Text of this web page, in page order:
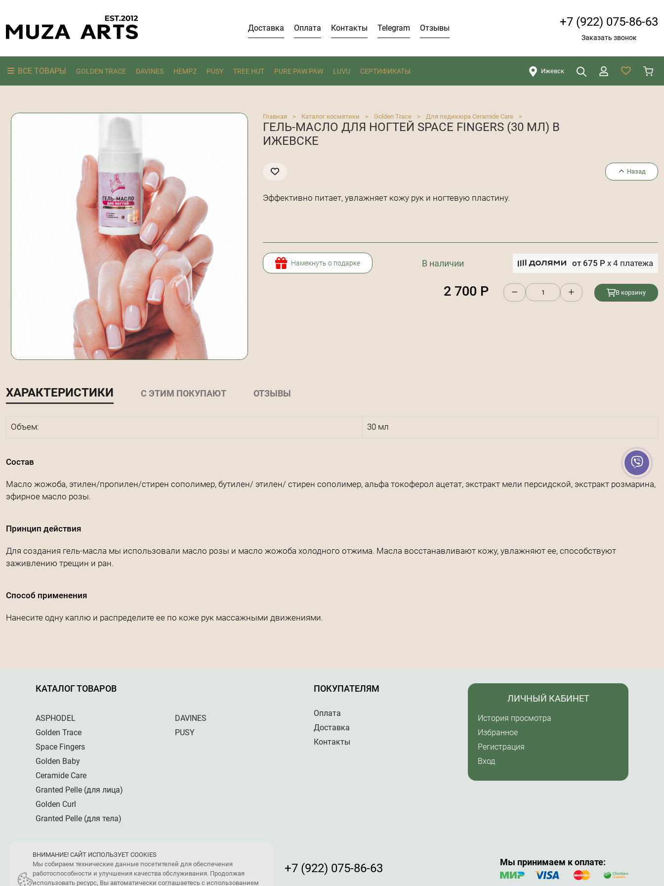
Доставка Оплата Контакты Telegram Отзывы +7 (922) 075-86-63
Заказать звонок
ВСЕ ТОВАРЫ GOLDEN TRACE DAVINES HEMPZ PUSY TREE HUT PURE PAW PAW LUVU СЕРТИФИКАТЫ Ижевск
Главная
> Каталог косметики > Golden Trace > Для педикюра Ceramide Care >
ГЕЛЬ-МАСЛО ДЛЯ НОГТЕЙ SPACE FINGERS (30 МЛ) В
ИЖЕВСКЕ
Назад
Эффективно питает, увлажняет кожу рук и ногтевую пластину.
Намекнуть о подарке В наличии от 675 Р x 4 платежа
2 700 Р В корзину
ХАРАКТЕРИСТИКИ С ЭТИМ ПОКУПАЮТ ОТЗЫВЫ
Объем: 30 мл
Состав
Масло жожоба, этилен/пропилен/стирен сополимер, бутилен/ этилен/ стирен сополимер, альфа токоферол ацетат, экстракт мели персидской, экстракт розмарина,
эфирное масло розы.
Принцип действия
Для создания гель-масла мы использовали масло розы и масло жожоба холодного отжима. Масла восстанавливают кожу, увлажняют ее, способствуют
заживлению трещин и ран.
Способ применения
Нанесите одну каплю и распределите ее по коже рук массажными движениями.
КАТАЛОГ ТОВАРОВ
ASPHODEL
Golden Trace
Space Fingers
Golden Baby
Ceramide Care
Granted Pelle (для лица)
Golden Curl
Granted Pelle (для тела)
DAVINES
PUSY
ПОКУПАТЕЛЯМ
Оплата
Доставка
Контакты
ЛИЧНЫЙ КАБИНЕТ
История просмотра
Избранное
Регистрация
Вход
+7 (922) 075-86-63 Мы принимаем к оплате:
ВНИМАНИЕ! САЙТ ИСПОЛЬЗУЕТ COOKIES
Мы собираем технические данные посетителей для обеспечения
работоспособности и улучшения качества обслуживания. Продолжая
использовать ресурс, Вы автоматически соглашаетесь с использованием